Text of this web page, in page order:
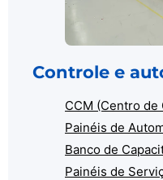
Controle e
CCM (Centro
Painéis de
Banco de
Painéis de